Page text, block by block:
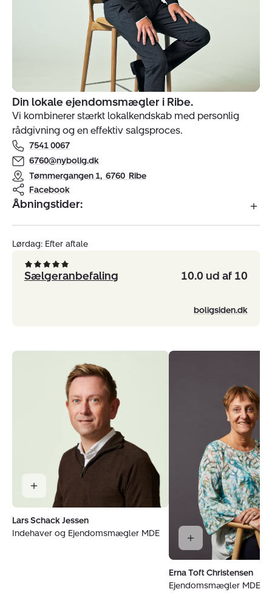
Indehavere
af
ejendomsmægler
Nybolig
Ribe
Din lokale ejendomsmægler i Ribe.
Vi kombinerer stærkt lokalkendskab med personlig
rådgivning og en effektiv salgsproces.
7541 0067
6760@nybolig.dk
Tømmergangen 1, 6760 Ribe
Facebook
Åbningstider:
Lørdag: Efter aftale
Sælgeranbefaling 10.0 ud af 10
boligsiden.dk
Lars Schack Jessen
Indehaver og Ejendomsmægler MDE
Erna Toft Christensen
Ejendomsmægler MDE